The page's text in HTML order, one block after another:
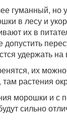
гуманный,
в лесу и
их в
допустить
удержать
их
растения
морошки и с
сильно